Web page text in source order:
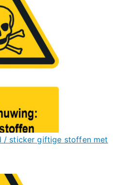
/ sticker giftige stoffen met